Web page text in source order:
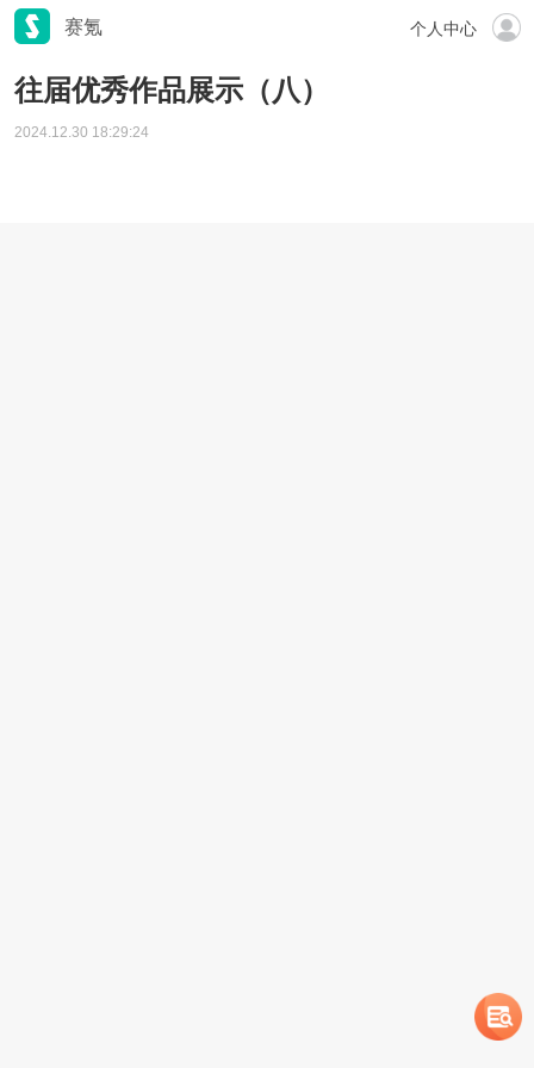
赛氪 个人中心
往届优秀作品展示（八）
2024.12.30 18:29:24